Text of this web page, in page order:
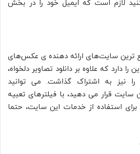
لازم است که ایمیل خود را در بخش
ترین سایت‌های ارائه دهنده ی عکس‌های
را دارد که علاوه بر دانلود تصاویر دلخواه،
نیز به اشتراک گذاشت. می توانید
قرار می دهید، با فیلتر‌های تعبیه
برای استفاده از خدمات این سایت، حتما